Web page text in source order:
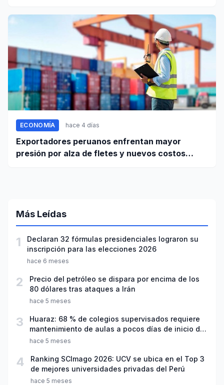
ECONOMÍA hace 4 días
Exportadores peruanos enfrentan mayor
presión por alza de fletes y nuevos costos
Más Leídas
1
Declaran 32 fórmulas presidenciales lograron su
inscripción para las elecciones 2026
hace 6 meses
2
Precio del petróleo se dispara por encima de los
80 dólares tras ataques a Irán
hace 5 meses
3
Huaraz: 68 % de colegios supervisados requiere
mantenimiento de aulas a pocos días de inicio del
año escolar 2026
hace 5 meses
4
Ranking SCImago 2026: UCV se ubica en el Top 3
de mejores universidades privadas del Perú
hace 5 meses